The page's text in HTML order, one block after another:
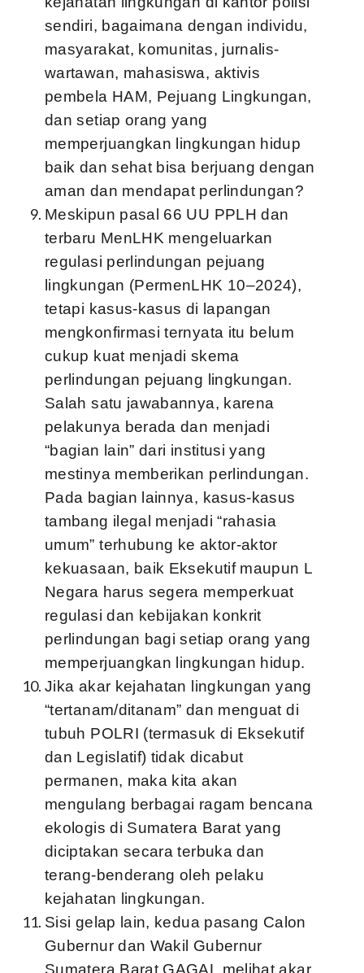
sendiri, bagaimana dengan individu,
masyarakat, komunitas, jurnalis-
wartawan, mahasiswa, aktivis
pembela HAM, Pejuang Lingkungan,
dan setiap orang yang
memperjuangkan lingkungan hidup
baik dan sehat bisa berjuang dengan
aman dan mendapat perlindungan?
Meskipun pasal 66 UU PPLH dan
terbaru MenLHK mengeluarkan
regulasi perlindungan pejuang
lingkungan (PermenLHK 10–2024),
tetapi kasus-kasus di lapangan
mengkonfirmasi ternyata itu belum
cukup kuat menjadi skema
perlindungan pejuang lingkungan.
Salah satu jawabannya, karena
pelakunya berada dan menjadi
“bagian lain” dari institusi yang
mestinya memberikan perlindungan.
Pada bagian lainnya, kasus-kasus
tambang ilegal menjadi “rahasia
umum” terhubung ke aktor-aktor
kekuasaan, baik Eksekutif maupun L
Negara harus segera memperkuat
regulasi dan kebijakan konkrit
perlindungan bagi setiap orang yang
memperjuangkan lingkungan hidup.
Jika akar kejahatan lingkungan yang
“tertanam/ditanam” dan menguat di
tubuh POLRI (termasuk di Eksekutif
dan Legislatif) tidak dicabut
permanen, maka kita akan
mengulang berbagai ragam bencana
ekologis di Sumatera Barat yang
diciptakan secara terbuka dan
terang-benderang oleh pelaku
kejahatan lingkungan.
Sisi gelap lain, kedua pasang Calon
Gubernur dan Wakil Gubernur
Sumatera Barat GAGAL melihat akar